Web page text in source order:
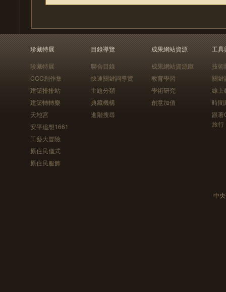
珍藏特展
珍藏特展
CCC創作集
建築排排站
建築轉轉樂
天地宮
安平追想1661
工藝大冒險
原住民儀式
原住民服飾
目錄導覽
聯合目錄
快速關鍵詞導覽
主題分類
典藏機構
進階搜尋
成果網站資源
成果網站資源庫
教育學習
學術研究
創意加值
工具
技術
關鍵
線上
時間
跟
旅行
中